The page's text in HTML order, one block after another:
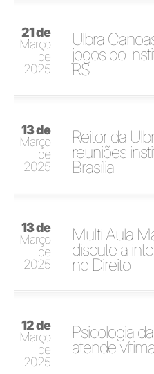
21 de
Março
de
2025
Ulbra
jogos do
RS
13 de
Março
de
2025
Reitor da
reuniões
Brasília
13 de
Março
de
2025
Multi Aula
discute a
no Direito
12 de
Março
de
2025
Psicologia
atende